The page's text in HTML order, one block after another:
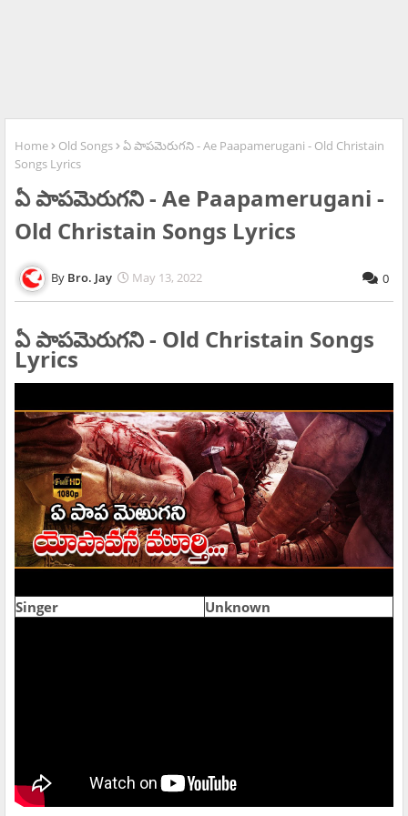
Home Old Songs
ఏ పాపమెరుగని - Ae Paapamerugani - Old Christain
Songs Lyrics
ఏ పాపమెరుగని - Ae Paapamerugani -
Old Christain Songs Lyrics
Bro. Jay May 13, 2022 0
ఏ పాపమెరుగని - Old Christain Songs
Lyrics
Singer Unknown